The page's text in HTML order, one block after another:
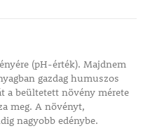
(pH-érték). Majdnem
gazdag humuszos
a beültetett növény mérete
meg. A növényt,
nagyobb edénybe.